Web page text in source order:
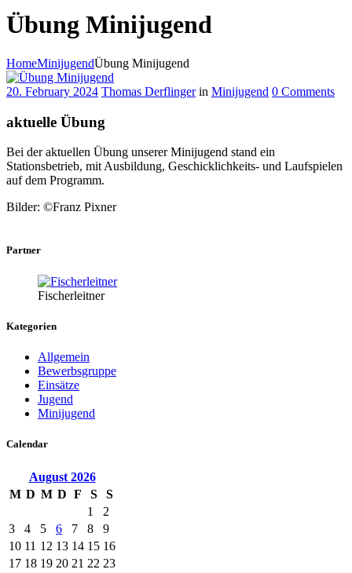
Übung Minijugend
HomeMinijugendÜbung Minijugend
20. February 2024 Thomas Derflinger in Minijugend 0 Comments
aktuelle Übung
Bei der aktuellen Übung unserer Minijugend stand ein
Stationsbetrieb, mit Ausbildung, Geschicklichkeits- und Laufspielen
auf dem Programm.
Bilder: ©Franz Pixner
Partner
Fischerleitner
Kategorien
Allgemein
Bewerbsgruppe
Einsätze
Jugend
Minijugend
Calendar
August 2026
M D M D F S
S
1
2
3
4 5 6 7 8
9
10 11 12 13 14 15 16
17 18 19 20 21 22 23